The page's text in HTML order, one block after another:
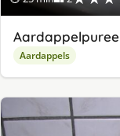
Aardappels